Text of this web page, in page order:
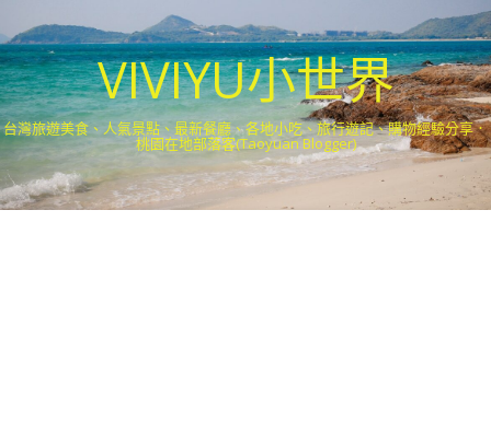
VIVIYU小世界
台灣旅遊美食、人氣景點、最新餐廳、各地小吃、旅行遊記、購物經驗分享．
桃園在地部落客(Taoyuan Blogger)